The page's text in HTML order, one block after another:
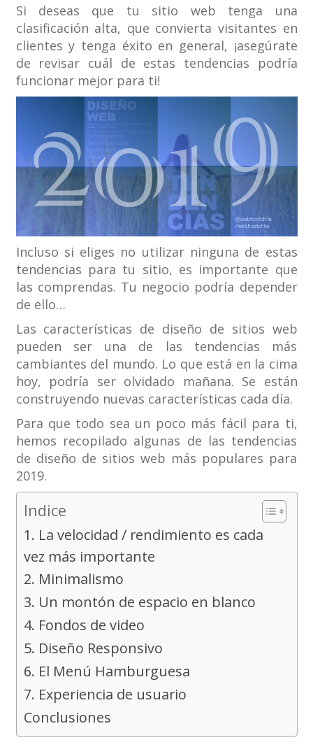
Si deseas que tu sitio web tenga una
clasificación alta, que convierta visitantes en
clientes y tenga éxito en general, ¡asegúrate
de revisar cuál de estas tendencias podría
funcionar mejor para ti!
Incluso si eliges no utilizar ninguna de estas
tendencias para tu sitio, es importante que
las comprendas. Tu negocio podría depender
de ello…
Las características de diseño de sitios web
pueden ser una de las tendencias más
cambiantes del mundo. Lo que está en la cima
hoy, podría ser olvidado mañana. Se están
construyendo nuevas características cada día.
Para que todo sea un poco más fácil para ti,
hemos recopilado algunas de las tendencias
de diseño de sitios web más populares para
2019.
Indice
1. La velocidad / rendimiento es cada
vez más importante
2. Minimalismo
3. Un montón de espacio en blanco
4. Fondos de video
5. Diseño Responsivo
6. El Menú Hamburguesa
7. Experiencia de usuario
Conclusiones